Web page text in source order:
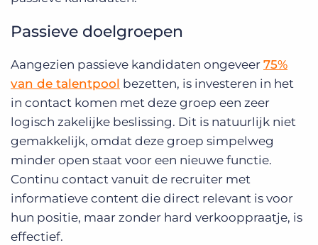
Passieve doelgroepen
Aangezien passieve kandidaten ongeveer 75%
van de talentpool bezetten, is investeren in het
in contact komen met deze groep een zeer
logisch zakelijke beslissing. Dit is natuurlijk niet
gemakkelijk, omdat deze groep simpelweg
minder open staat voor een nieuwe functie.
Continu contact vanuit de recruiter met
informatieve content die direct relevant is voor
hun positie, maar zonder hard verkooppraatje, is
effectief.